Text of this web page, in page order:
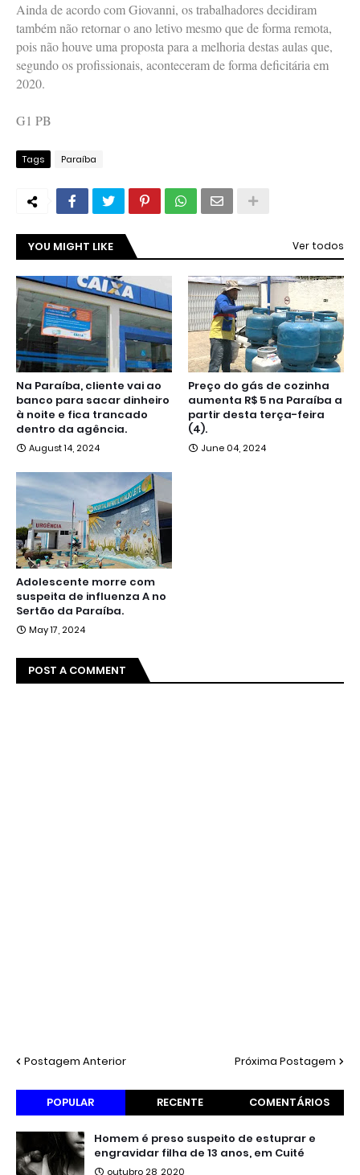
Ainda de acordo com Giovanni, os trabalhadores decidiram
também não retornar o ano letivo mesmo que de forma remota,
pois não houve uma proposta para a melhoria destas aulas que,
segundo os profissionais, aconteceram de forma deficitária em
2020.
G1 PB
Tags Paraíba
YOU MIGHT LIKE Ver todos
Na Paraíba, cliente vai ao
banco para sacar dinheiro
à noite e fica trancado
dentro da agência.
August 14, 2024
Preço do gás de cozinha
aumenta R$ 5 na Paraíba a
partir desta terça-feira
(4).
June 04, 2024
Adolescente morre com
suspeita de influenza A no
Sertão da Paraíba.
May 17, 2024
POST A COMMENT
Postagem Anterior Próxima Postagem
POPULAR RECENTE COMENTÁRIOS
Homem é preso suspeito de estuprar e
engravidar filha de 13 anos, em Cuité
outubro 28, 2020